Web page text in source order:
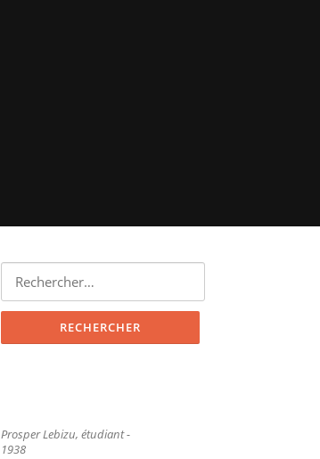
Rechercher :
Prosper Lebizu, étudiant -
1938